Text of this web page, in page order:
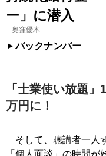
ー」に潜入
奥窪優木
バックナンバー
「士業使い放題
万円に！
そして、聴講者一人
「個人面談」の時間